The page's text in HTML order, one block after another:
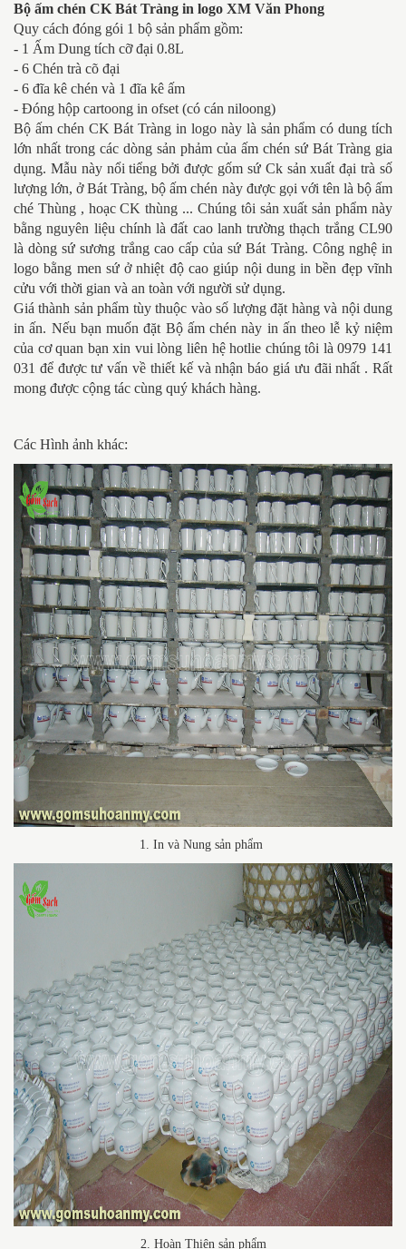
Bộ ấm chén CK Bát Tràng in logo XM Văn Phong
Quy cách đóng gói 1 bộ sản phẩm gồm:
- 1 Ấm Dung tích cỡ đại 0.8L
- 6 Chén trà cõ đại
- 6 đĩa kê chén và 1 đĩa kê ấm
- Đóng hộp cartoong in ofset (có cán niloong)
Bộ ấm chén CK Bát Tràng in logo này là sản phẩm có dung tích
lớn nhất trong các dòng sản phảm của ấm chén sứ Bát Tràng gia
dụng. Mẫu này nổi tiểng bởi được gốm sứ Ck sản xuất đại trà số
lượng lớn, ở Bát Tràng, bộ ấm chén này được gọi với tên là bộ ấm
ché Thùng , hoạc CK thùng ... Chúng tôi sản xuất sản phẩm này
bằng nguyên liệu chính là đất cao lanh trường thạch trắng CL90
là dòng sứ sương trắng cao cấp của sứ Bát Tràng. Công nghệ in
logo bằng men sứ ở nhiệt độ cao giúp nội dung in bền đẹp vĩnh
cửu với thời gian và an toàn với người sử dụng.
Giá thành sản phẩm tùy thuộc vào số lượng đặt hàng và nội dung
in ấn. Nếu bạn muốn đặt Bộ ấm chén này in ấn theo lễ kỷ niệm
của cơ quan bạn xin vui lòng liên hệ hotlie chúng tôi là 0979 141
031 để được tư vấn về thiết kế và nhận báo giá ưu đãi nhất . Rất
mong được cộng tác cùng quý khách hàng.
Các Hình ảnh khác:
1. In và Nung sản phẩm
2. Hoàn Thiện sản phẩm